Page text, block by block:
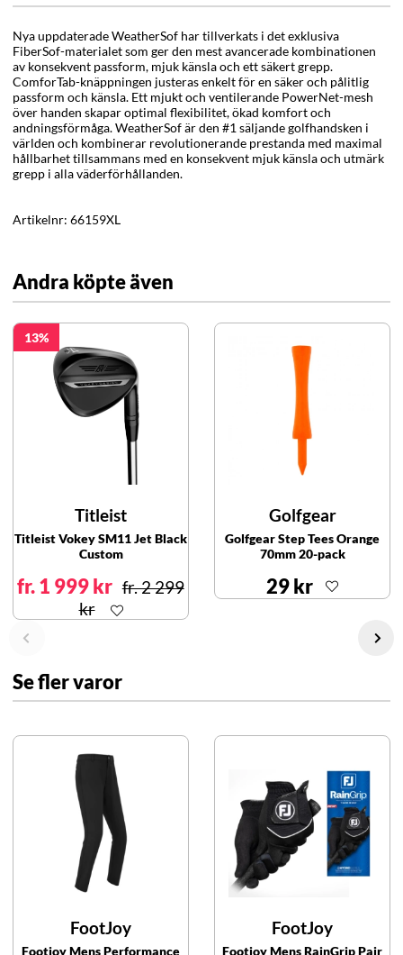
Nya uppdaterade WeatherSof har tillverkats i det exklusiva
FiberSof-materialet som ger den mest avancerade kombinationen
av konsekvent passform, mjuk känsla och ett säkert grepp.
ComforTab-knäppningen justeras enkelt för en säker och pålitlig
passform och känsla. Ett mjukt och ventilerande PowerNet-mesh
över handen skapar optimal flexibilitet, ökad komfort och
andningsförmåga.WeatherSof är den #1 säljande golfhandsken i
världen och kombinerar revolutionerande prestanda med maximal
hållbarhet tillsammans med en konsekvent mjuk känsla och utmärk
grepp i alla väderförhållanden.
Artikelnr: 66159XL
Andra köpte även
13
Titleist
Titleist Vokey SM11 Jet Black
Custom
fr. 1 999 kr fr. 2 299
kr
Golfgear
Golfgear Step Tees Orange
70mm 20-pack
29 kr
Se fler varor
FootJoy
Footjoy Mens Performance
FootJoy
Footjoy Mens RainGrip Pair